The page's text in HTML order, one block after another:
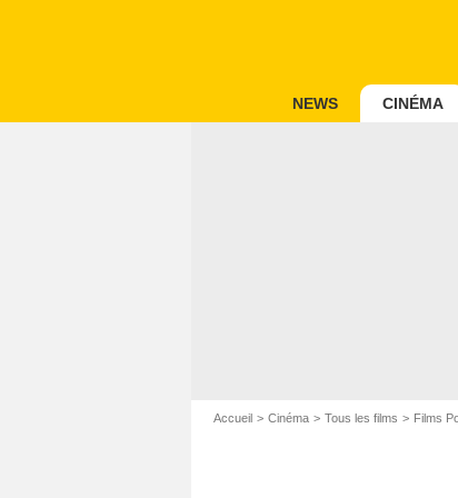
NEWS CINÉMA
Accueil Cinéma Tous les films Films